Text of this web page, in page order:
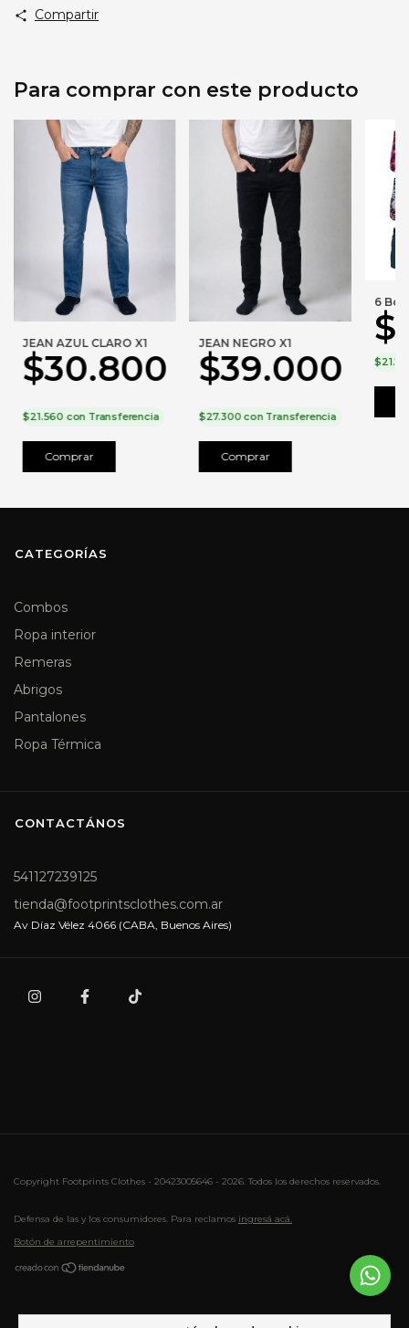
Compartir
Para comprar con este producto
JEAN AZUL CLARO X1
$30.800
$21.560 con Transferencia
Comprar
JEAN NEGRO X1
$39.000
$27.300 con Transferencia
Comprar
6
CATEGORÍAS
Combos
Ropa interior
Remeras
Abrigos
Pantalones
Ropa Térmica
CONTACTÁNOS
541127239125
tienda@footprintsclothes.com.ar
Av Díaz Vélez 4066 (CABA, Buenos Aires)
Copyright Footprints Clothes - 20423005646 - 2026. Todos los derechos reservados.
Defensa de las y los consumidores. Para reclamos ingresá acá.
Botón de arrepentimiento